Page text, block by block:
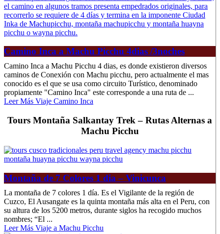
Camino Inca a Machu Picchu 4dias /3noches
Camino Inca a Machu Picchu 4 dias, es donde existieron diversos
caminos de Conexión con Machu picchu, pero actualmente el mas
conocido es el que se usa como circuito Turístico, denominado
propiamente "Camino Inca" este corresponde a una ruta de ...
Leer Más Viaje Camino Inca
Tours Montaña Salkantay Trek – Rutas Alternas a
Machu Picchu
Montaña de 7 Colores 1 dia – Vinicunca
La montaña de 7 colores 1 día. Es el Vigilante de la región de
Cuzco, El Ausangate es la quinta montaña más alta en el Peru, con
su altura de los 5200 metros, durante siglos ha recogido muchos
nombres; “El ...
Leer Más Viaje a Machu Picchu